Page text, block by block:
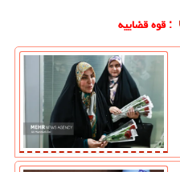
: قوه قضاییه